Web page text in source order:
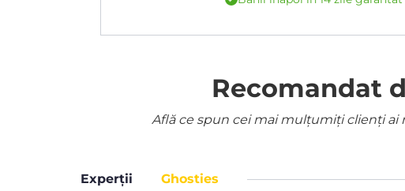
Recomandat
Află ce spun cei mai mulțumiți clienți
Experții Ghosties